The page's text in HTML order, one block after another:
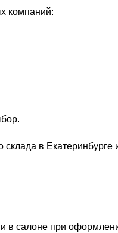
компаний:
в Екатеринбурге
в салоне при